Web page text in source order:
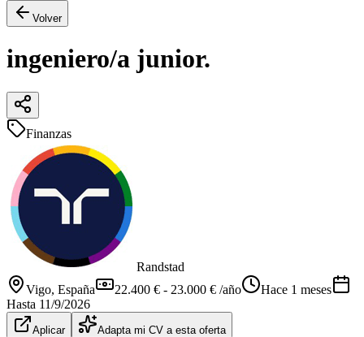
Volver
ingeniero/a junior.
Finanzas
Randstad
Vigo, España 22.400 € - 23.000 € /año
Hace 1 meses
Hasta 11/9/2026
Aplicar Adapta mi CV a esta oferta